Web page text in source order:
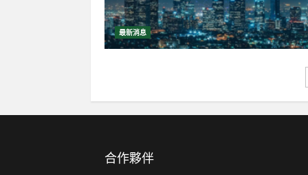
最新消息
合作夥伴